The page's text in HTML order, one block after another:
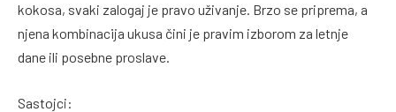
kokosa, svaki zalogaj je pravo uživanje. Brzo se priprema, a
njena kombinacija ukusa čini je pravim izborom za letnje
dane ili posebne proslave.
Sastojci: